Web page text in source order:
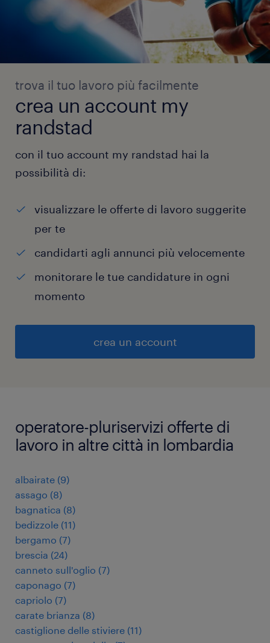
trova il tuo lavoro più facilmente
crea un account my
randstad
con il tuo account my randstad hai la
possibilità di:
visualizzare le offerte di lavoro suggerite
per te
candidarti agli annunci più velocemente
monitorare le tue candidature in ogni
momento
crea un account
operatore-pluriservizi offerte di
lavoro in altre città in lombardia
albairate (9)
assago (8)
bagnatica (8)
bedizzole (11)
bergamo (7)
brescia (24)
canneto sull'oglio (7)
caponago (7)
capriolo (7)
carate brianza (8)
castiglione delle stiviere (11)